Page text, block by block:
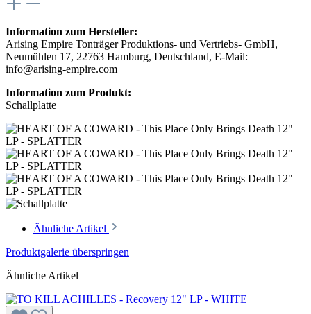
Information zum Hersteller:
Arising Empire Tonträger Produktions- und Vertriebs- GmbH,
Neumühlen 17, 22763 Hamburg, Deutschland, E-Mail:
info@arising-empire.com
Information zum Produkt:
Schallplatte
Ähnliche Artikel
Produktgalerie überspringen
Ähnliche Artikel